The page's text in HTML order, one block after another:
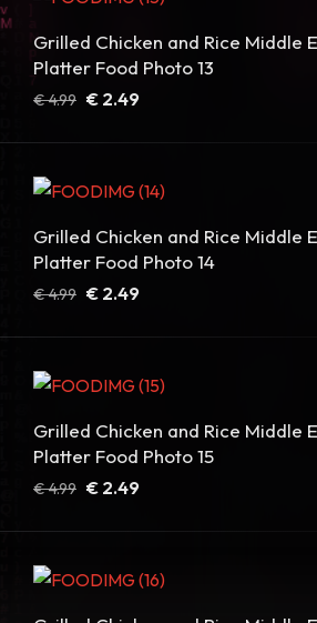
Grilled Chicken and Rice Middle
Platter Food Photo 13
€4.99 Ursprünglicher
€ 4.99
€ 2.49
€ 2.49.
Grilled Chicken and Rice Middle
Platter Food Photo 14
€4.99 Ursprünglicher
€ 4.99
€ 2.49
€ 2.49.
Grilled Chicken and Rice Middle
Platter Food Photo 15
€4.99 Ursprünglicher
€ 4.99
€ 2.49
€ 2.49.